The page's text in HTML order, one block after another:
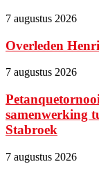
7 augustus 2026
Overleden
7 augustus 2026
samenwerking
Stabroek
7 augustus 2026